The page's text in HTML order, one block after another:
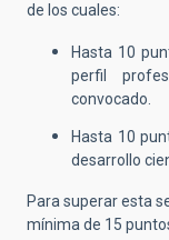
de los cuales:
Hasta 10
perfil
convocado.
Hasta 10
desarrollo
Para superar esta
mínima de 15